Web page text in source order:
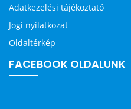
Adatkezelési tájékoztató
Jogi nyilatkozat
Oldaltérkép
FACEBOOK OLDALUNK